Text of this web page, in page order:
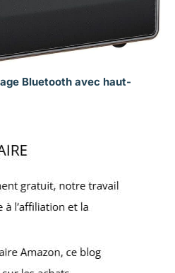
Bluetooth avec haut-